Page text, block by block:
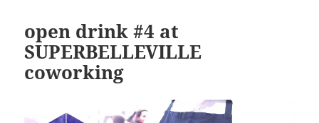
open drink #4 at
SUPERBELLEVILLE
coworking